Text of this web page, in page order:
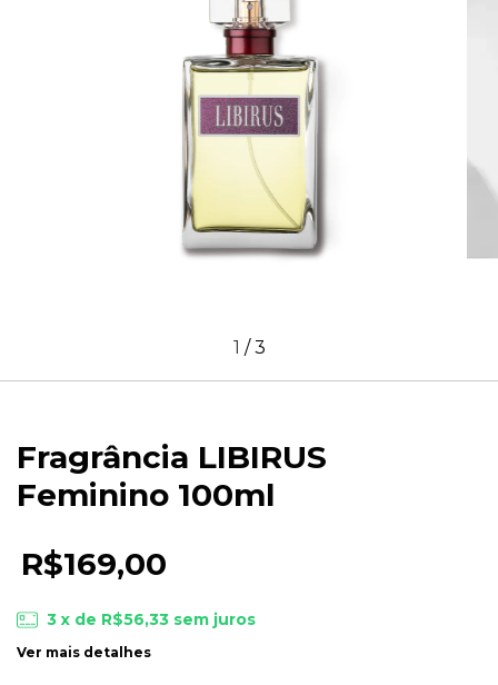
1 /3
Fragrância LIBIRUS
Feminino 100ml
R$169,00
3 x de R$56,33 sem juros
Ver mais detalhes